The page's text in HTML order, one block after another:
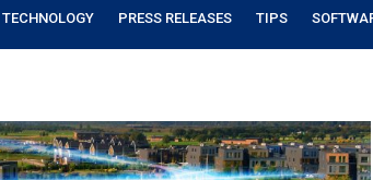
TECHNOLOGY PRESS RELEASES TIPS